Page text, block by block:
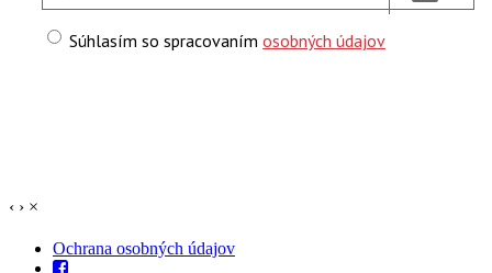
Súhlasím so spracovaním osobných údajov
‹ › ×
Ochrana osobných údajov